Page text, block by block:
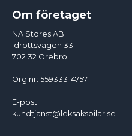
Om företaget
NA Stores AB
Idrottsvägen 33
702 32 Örebro
Org.nr: 559333-4757
E-post:
kundtjanst@leksaksbilar.se